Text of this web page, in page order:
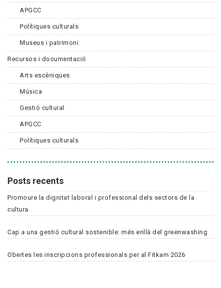
APGCC
Polítiques culturals
Museus i patrimoni
Recursos i documentació
Arts escèniques
Música
Gestió cultural
APGCC
Polítiques culturals
Posts recents
Promoure la dignitat laboral i professional dels sectors de la
cultura
Cap a una gestió cultural sostenible: més enllà del greenwashing
Obertes les inscripcions professionals per al Fitkam 2026